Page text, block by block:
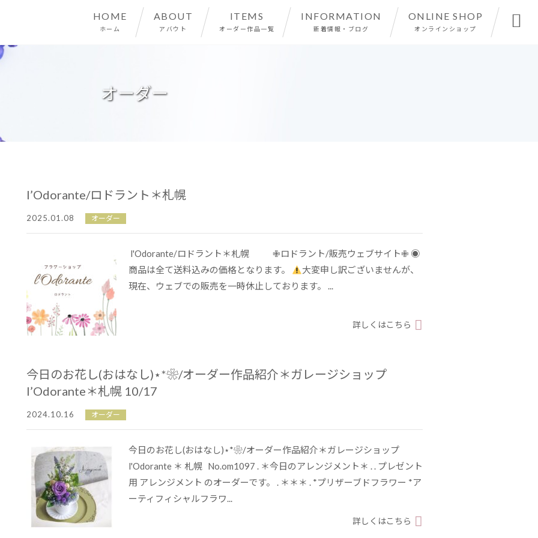
HOME
ホーム
ABOUT
アバウト
ITEMS
オーダー作品一覧
INFORMATION
新着情報・ブログ
ONLINE SHOP
オンラインショップ 
オーダー
l’Odorante/ロドラント＊札幌
2025.01.08 オーダー
l'Odorante/ロドラント＊札幌 ✙ロドラント/販売ウェブサイト✙ ◉
商品は全て送料込みの価格となります。
大変申し訳ございませんが、
現在、ウェブでの販売を一時休止しております。 ...
詳しくはこちら
今日のお花し(おはなし)⋆*❀/オーダー作品紹介＊ガレージショップ
l’Odorante＊札幌 10/17
2024.10.16 オーダー
今日のお花し(おはなし)⋆*❀/オーダー作品紹介＊ガレージショップ
l'Odorante ＊ 札幌 No.om1097 . ＊今日のアレンジメント＊ . . プレゼント
用 アレンジメント のオーダーです。 . ＊＊＊ . *プリザーブドフラワー *ア
ーティフィシャルフラワ...
詳しくはこちら